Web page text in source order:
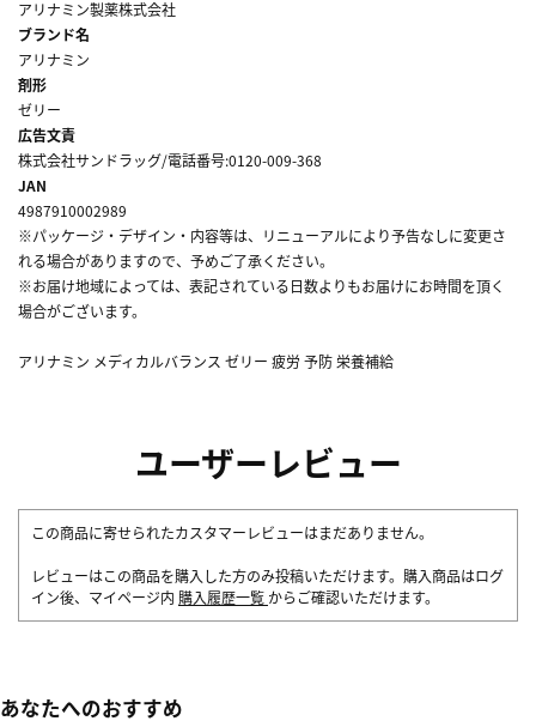
アリナミン製薬株式会社
ブランド名
アリナミン
剤形
ゼリー
広告文責
株式会社サンドラッグ/電話番号:0120-009-368
JAN
4987910002989
※パッケージ・デザイン・内容等は、リニューアルにより予告なしに変更さ
れる場合がありますので、予めご了承ください。
※お届け地域によっては、表記されている日数よりもお届けにお時間を頂く
場合がございます。
アリナミン メディカルバランス ゼリー 疲労 予防 栄養補給
ユーザーレビュー
この商品に寄せられたカスタマーレビューはまだありません。
レビューはこの商品を購入した方のみ投稿いただけます。購入商品はログ
イン後、マイページ内 購入履歴一覧 からご確認いただけます。
あなたへのおすすめ